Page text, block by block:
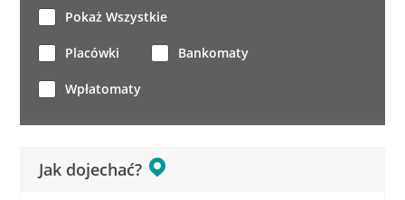
Jak dojechać?
Pokaż Wszystkie
Placówki Bankomaty
Wpłatomaty